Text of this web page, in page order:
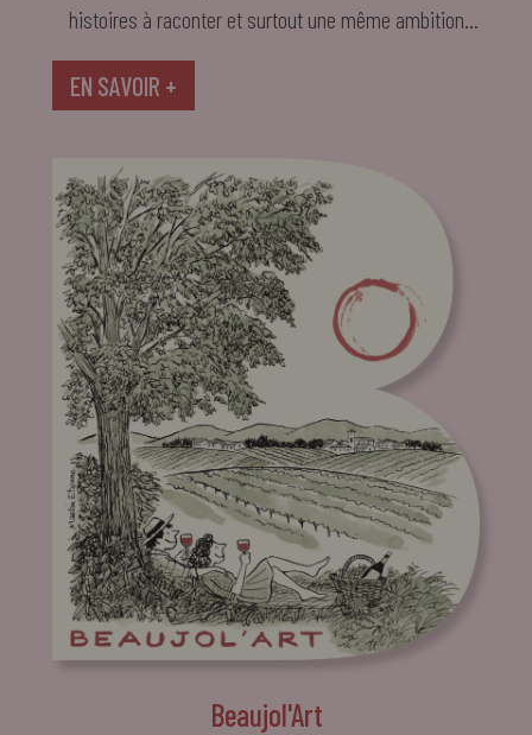
histoires à raconter et surtout une même ambition
faire rêver les amateurs avec de bons vins du
Beaujolais dans le respect des traditions. Ici pas
connus, des étoiles montantes et sans doute la
promesse de belles rencontres autour d’un verre. Alors
n’attendez plus venez découvrir cette famille de
vignerons passionnés au Château de Pizay dans la
cave à fût- Underground.
EN SAVOIR +
Beaujol'Art